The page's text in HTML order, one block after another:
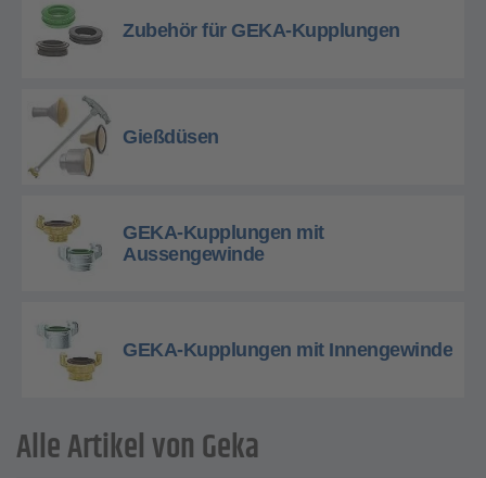
Zubehör für GEKA-Kupplungen
Gießdüsen
GEKA-Kupplungen mit
Aussengewinde
GEKA-Kupplungen mit Innengewinde
Alle Artikel von Geka